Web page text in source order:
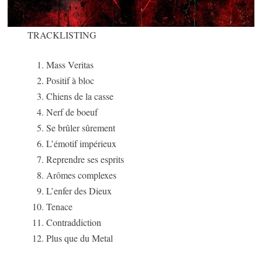
TRACKLISTING
Mass Veritas
Positif à bloc
Chiens de la casse
Nerf de boeuf
Se brûler sûrement
L’émotif impérieux
Reprendre ses esprits
Arômes complexes
L’enfer des Dieux
Tenace
Contraddiction
Plus que du Metal